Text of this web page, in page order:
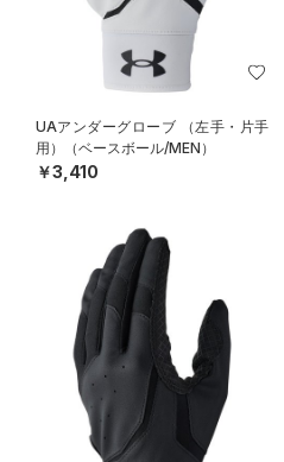
UAアンダーグローブ （左手・片手
用）（ベースボール/MEN）
￥3,410